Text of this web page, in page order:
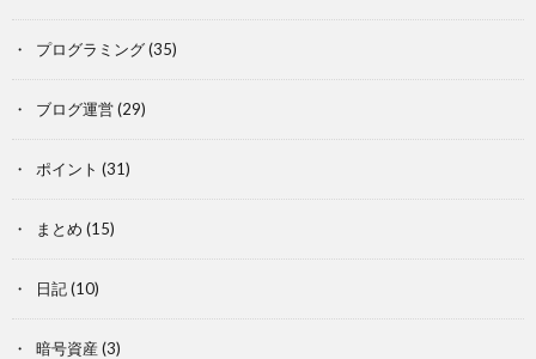
プログラミング(35)
ブログ運営(29)
ポイント (31)
まとめ (15)
日記(10)
暗号資産 (3)